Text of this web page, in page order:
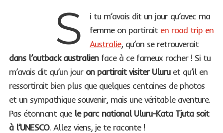
S
i tu m’avais dit un jour qu’avec ma
femme on partirait en road trip en
Australie, qu’on se retrouverait
dans l’outback australienface à ce fameux rocher ! Si tu
m’avais dit qu’un jour on partirait visiter Uluruet qu’il en
ressortirait bien plus que quelques centaines de photos
et un sympathique souvenir, mais une véritable aventure.
Pas étonnant que le parc national Uluru-Kata Tjuta soit
à l’UNESCO. Allez viens, je te raconte !